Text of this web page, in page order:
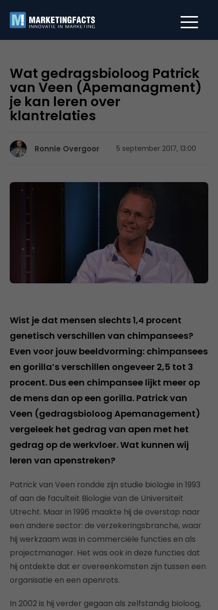
Wat gedragsbioloog Patrick
van Veen (Apemanagment)
je kan leren over
klantrelaties
Ronnie Overgoor 5 september 2017, 13:00
Wist je dat mensen slechts 1,4 procent
genetisch verschillen van chimpansees?
Even voor jouw beeldvorming: chimpansees
en gorilla’s verschillen ongeveer 2,5 tot 3
procent. Dus een chimpansee lijkt meer op
de mens dan op een gorilla. Patrick van
Veen (gedragsbioloog Apemanagement)
vergeleek het gedrag van apen met het
gedrag op de werkvloer. Wat kunnen wij
leren van apenstreken?
Patrick van Veen rondde zijn studie biologie in 1993
af aan de faculteit Biologie van de Universiteit
Utrecht. Maar in 1996 maakte hij de overstap naar
een andere sector: de verzekeringsbranche, waar
hij werkzaam was in commerciële functies en als
projectmanager. Het was ook in deze functies dat
hij ontdekte dat er overeenkomsten zijn tussen een
organisatie en een apenrots.
In 2002 is hij verder gegaan als zelfstandig bioloog,